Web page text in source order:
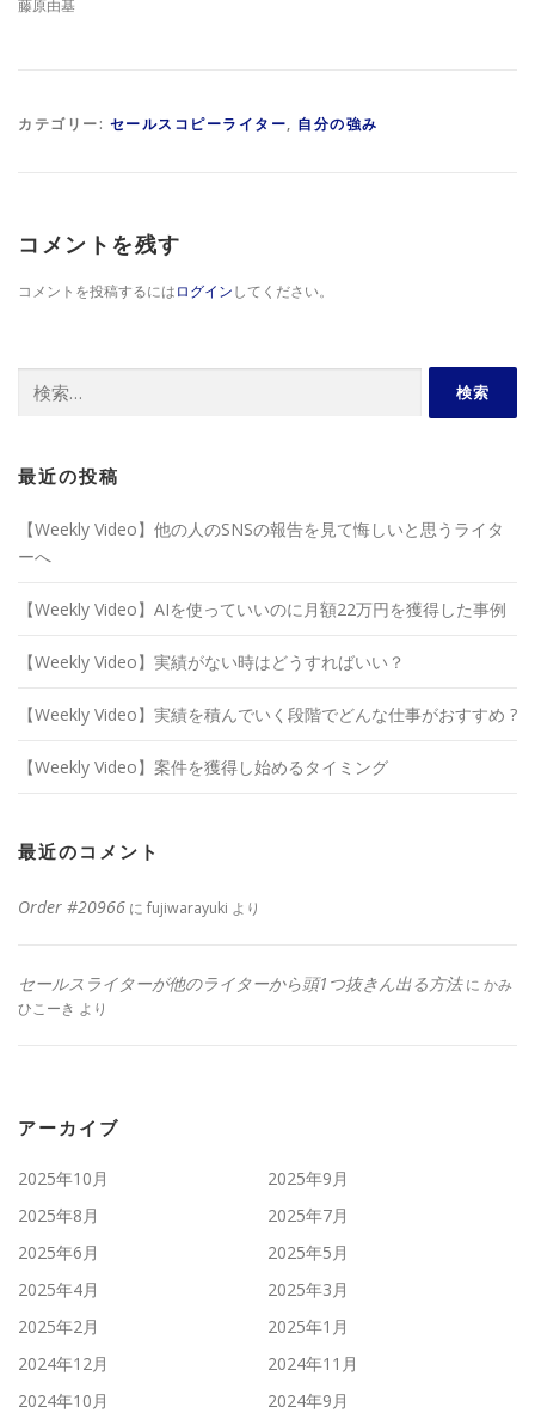
藤原由基
カテゴリー: セールスコピーライター, 自分の強み
コメントを残す
コメントを投稿するにはログインしてください。
索:
最近の投稿
【Weekly Video】他の人のSNSの報告を見て悔しいと思うライタ
ーへ
【Weekly Video】AIを使っていいのに月額22万円を獲得した事例
【Weekly Video】実績がない時はどうすればいい？
【Weekly Video】実績を積んでいく段階でどんな仕事がおすすめ ?
【Weekly Video】案件を獲得し始めるタイミング
最近のコメント
Order #20966 に fujiwarayuki より
セールスライターが他のライターから頭1つ抜きん出る方法に かみ
ひこーき より
アーカイブ
2025年10月
2025年9月
2025年8月
2025年7月
2025年6月
2025年5月
2025年4月
2025年3月
2025年2月
2025年1月
2024年12月
2024年11月
2024年10月
2024年9月